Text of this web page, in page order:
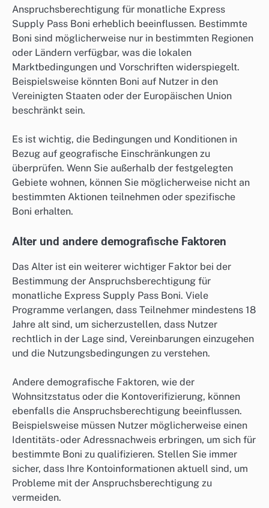
Anspruchsberechtigung für monatliche Express
Supply Pass Boni erheblich beeinflussen. Bestimmte
Boni sind möglicherweise nur in bestimmten Regionen
oder Ländern verfügbar, was die lokalen
Marktbedingungen und Vorschriften widerspiegelt.
Beispielsweise könnten Boni auf Nutzer in den
Vereinigten Staaten oder der Europäischen Union
beschränkt sein.
Es ist wichtig, die Bedingungen und Konditionen in
Bezug auf geografische Einschränkungen zu
überprüfen. Wenn Sie außerhalb der festgelegten
Gebiete wohnen, können Sie möglicherweise nicht an
bestimmten Aktionen teilnehmen oder spezifische
Boni erhalten.
Alter und andere demografische Faktoren
Das Alter ist ein weiterer wichtiger Faktor bei der
Bestimmung der Anspruchsberechtigung für
monatliche Express Supply Pass Boni. Viele
Programme verlangen, dass Teilnehmer mindestens 18
Jahre alt sind, um sicherzustellen, dass Nutzer
rechtlich in der Lage sind, Vereinbarungen einzugehen
und die Nutzungsbedingungen zu verstehen.
Andere demografische Faktoren, wie der
Wohnsitzstatus oder die Kontoverifizierung, können
ebenfalls die Anspruchsberechtigung beeinflussen.
Beispielsweise müssen Nutzer möglicherweise einen
Identitäts- oder Adressnachweis erbringen, um sich für
bestimmte Boni zu qualifizieren. Stellen Sie immer
sicher, dass Ihre Kontoinformationen aktuell sind, um
Probleme mit der Anspruchsberechtigung zu
vermeiden.